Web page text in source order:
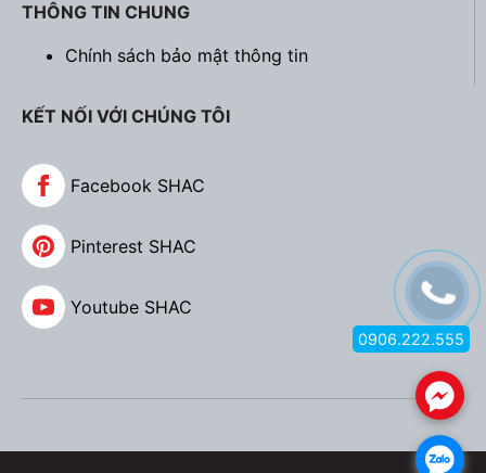
THÔNG TIN CHUNG
Chính sách bảo mật thông tin
KẾT NỐI VỚI CHÚNG TÔI
Facebook SHAC
Pinterest SHAC
Youtube SHAC
.
.
0906.222.555